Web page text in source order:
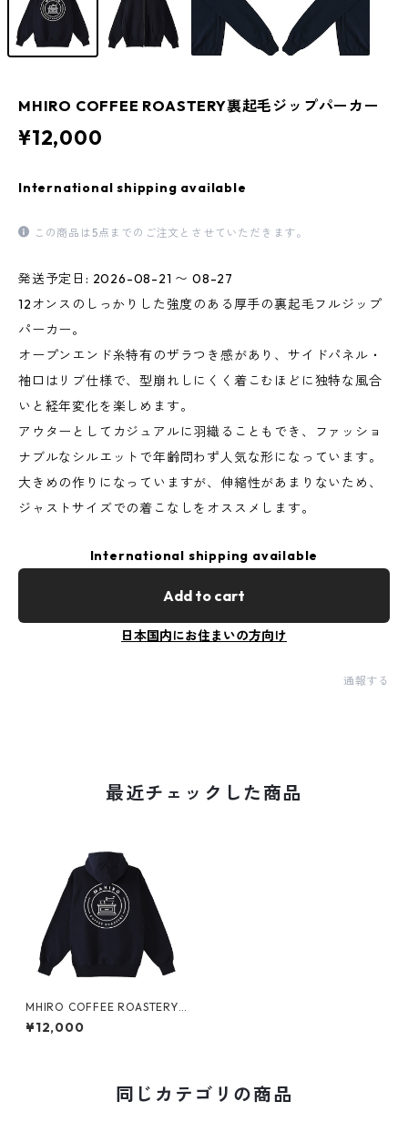
MHIRO COFFEE ROASTERY裏起毛ジップパーカー
¥12,000
International shipping available
この商品は5点までのご注文とさせていただきます。
発送予定日: 2026-08-21 〜 08-27
12オンスのしっかりした強度のある厚手の裏起毛フルジップ
パーカー。
オープンエンド糸特有のザラつき感があり、サイドパネル・
袖口はリブ仕様で、型崩れしにくく着こむほどに独特な風合
いと経年変化を楽しめます。
アウターとしてカジュアルに羽織ることもでき、ファッショ
ナブルなシルエットで年齢問わず人気な形になっています。
大きめの作りになっていますが、伸縮性があまりないため、
ジャストサイズでの着こなしをオススメします。
International shipping available
Add to cart
日本国内にお住まいの方向け
通報する
最近チェックした商品
MHIRO COFFEE ROASTERY
裏起毛ジップパーカー
¥12,000
同じカテゴリの商品